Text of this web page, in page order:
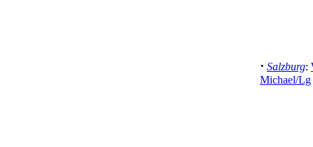
· Salzburg:
Michael/Lg